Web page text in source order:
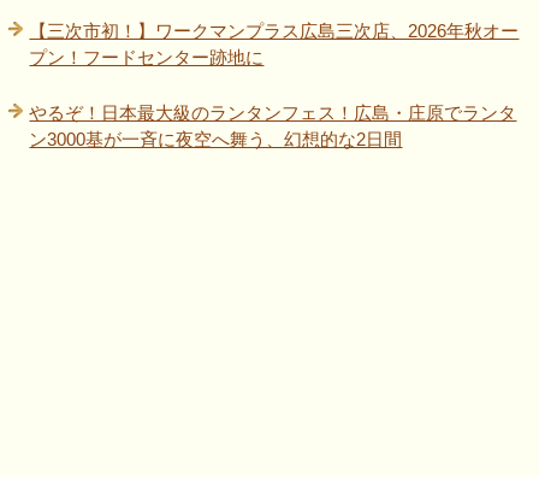
【三次市初！】ワークマンプラス広島三次店、2026年秋オー
プン！フードセンター跡地に
やるぞ！日本最大級のランタンフェス！広島・庄原でランタ
ン3000基が一斉に夜空へ舞う、幻想的な2日間